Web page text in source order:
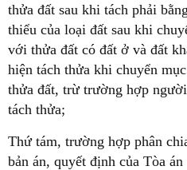
thửa đất sau khi tách phải
thiểu của loại đất sau khi
với thửa đất có đất ở và đất
hiện tách thửa khi chuyển
thửa đất, trừ trường hợp
tách thửa;
Thứ tám, trường hợp phân
bản án, quyết định của Tòa